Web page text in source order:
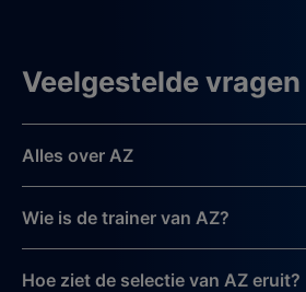
Veelgestelde vragen
Alles over AZ
Wie is de trainer van AZ?
Hoe ziet de selectie van AZ eruit?